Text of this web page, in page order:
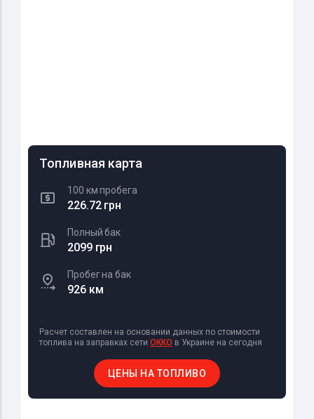
Топливная карта
100 км пробега
226.72 грн
Полный бак
2099 грн
Пробег на бак
926 км
Расчет составлен на основании данных по стоимости
топлива на заправках сети OKKO в Украине на сегодня
ЦЕНЫ НА ТОПЛИВО